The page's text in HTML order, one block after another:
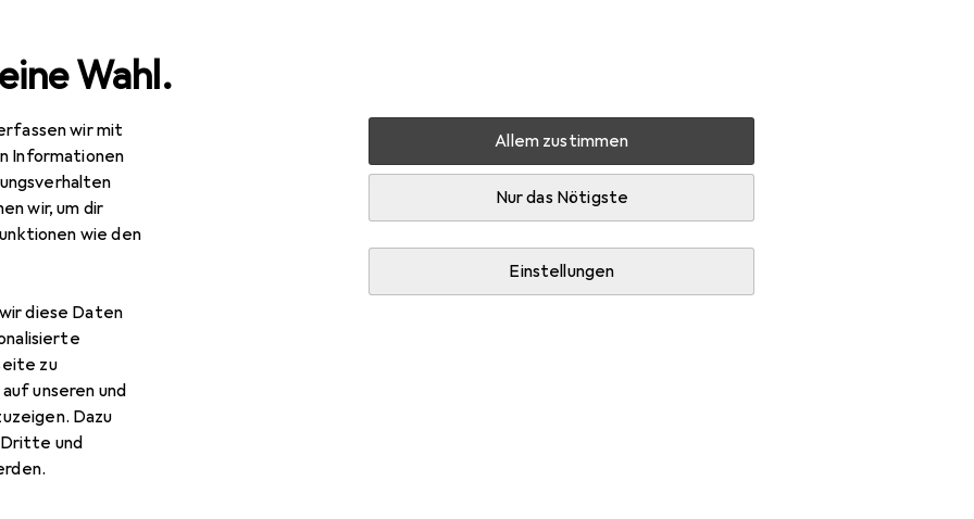
Wahl.
wir mit
Informationen
wir, um dir
wie den
diese Daten
zu
unseren und
Dazu
und
Allem zustimmen
Nur das Nötigste
Einstellungen
+ Schreibwaren Dienstanweisung für einen Unterteufel
Clive Staples Lewis, 2015
für einen Unterteufel